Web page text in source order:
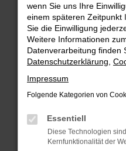
Fehler:
Beim Laden ist ein
Hier sind ein paar
Überprüfe deine
Laden andere
Suchmaschine?
Prüfe deine
wenn Sie uns Ihre
einem späteren Zeitpunkt
Sie die Einwilligung
Weitere Informationen
Datenverarbeitung finden
Datenschutzerklärung
Impressum
Folgende Kategorien von
Essentiell
Diese Technologien
Kernfunktionalität der